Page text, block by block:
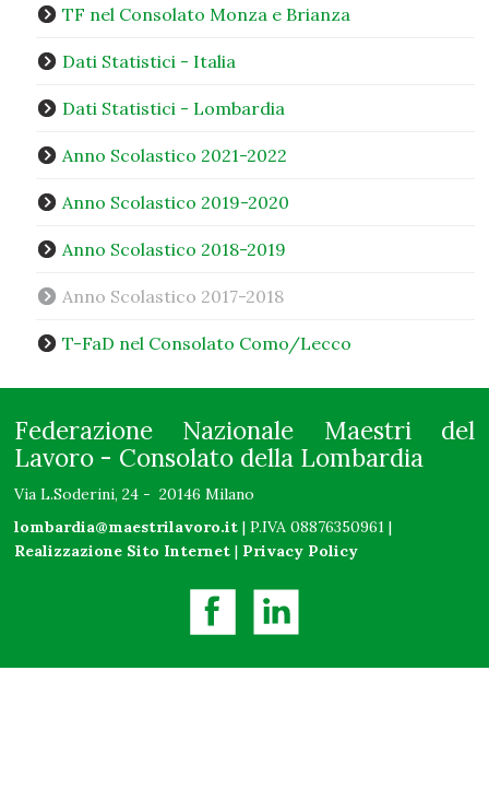
TF nel Consolato Monza e Brianza
Dati Statistici - Italia
Dati Statistici - Lombardia
Anno Scolastico 2021-2022
Anno Scolastico 2019-2020
Anno Scolastico 2018-2019
Anno Scolastico 2017-2018
T-FaD nel Consolato Como/Lecco
Federazione Nazionale Maestri del
Lavoro - Consolato della Lombardia
Via L.Soderini, 24 - 20146 Milano
lombardia@maestrilavoro.it | P.IVA 08876350961 |
Realizzazione Sito Internet | Privacy Policy